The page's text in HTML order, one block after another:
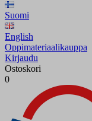
Suomi
English
Oppimateriaalikauppa
Kirjaudu
Ostoskori
0